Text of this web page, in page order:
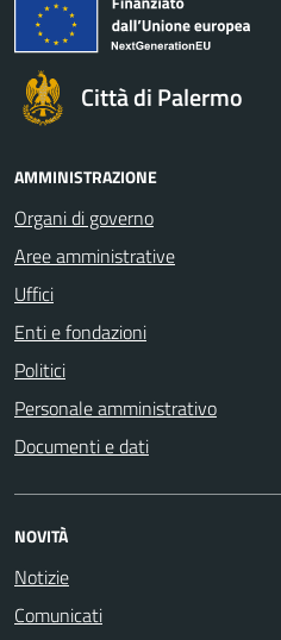
Città di Palermo
AMMINISTRAZIONE
Organi di governo
Aree amministrative
Uffici
Enti e fondazioni
Politici
Personale amministrativo
Documenti e dati
NOVITÀ
Notizie
Comunicati